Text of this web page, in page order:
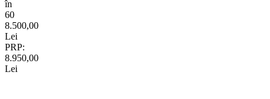
în
60
8.500,00
Lei
PRP:
8.950,00
Lei